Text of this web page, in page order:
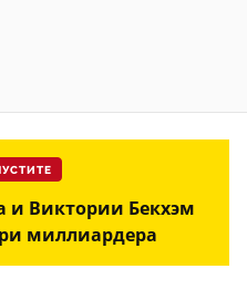
Виктории Бекхэм
миллиардера